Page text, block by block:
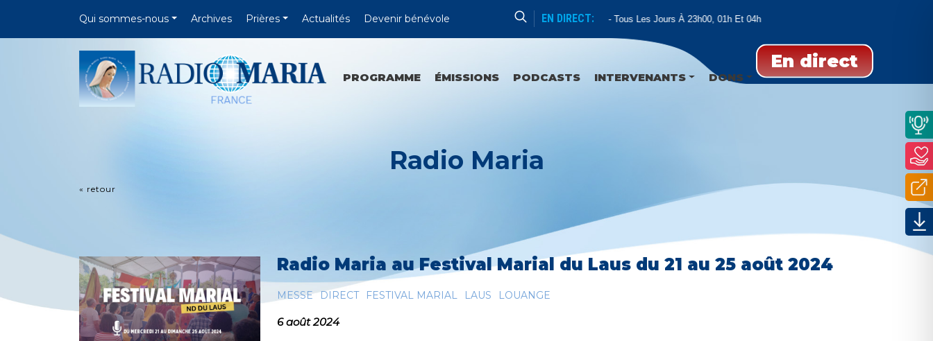
Qui sommes-nous Archives Prières Actualités Devenir bénévole EN DIRECT:
Enseignement Tous Les Jours À 23h00, 01h Et 04h
En direct
PROGRAMME ÉMISSIONS PODCASTS INTERVENANTS DONS
Radio Maria
« retour
Radio Maria au Festival Marial du Laus du 21 au 25 août 2024
MESSE DIRECT FESTIVAL MARIAL LAUS LOUANGE
6 août 2024